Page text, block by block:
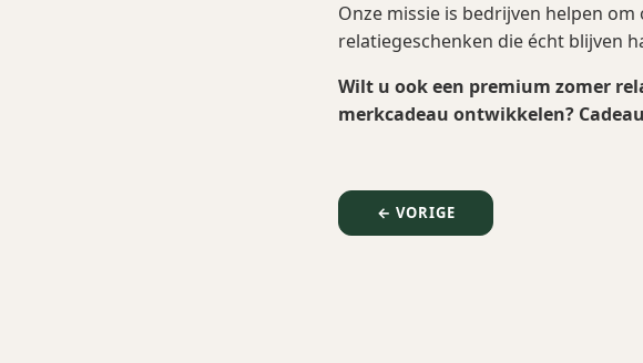
Onze missie is bedrijven helpen
relatiegeschenken die écht blijven
Wilt u ook een premium zomer
merkcadeau ontwikkelen?
← VORIGE